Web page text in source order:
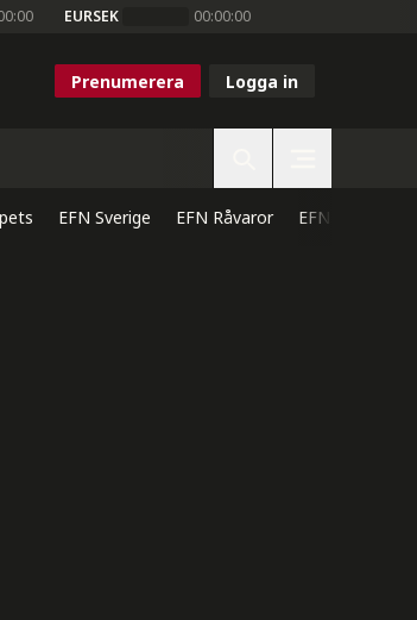
EURSEK 00:00:00
Prenumerera Logga in
EFN Sverige EFN Råvaror EFN Direkt